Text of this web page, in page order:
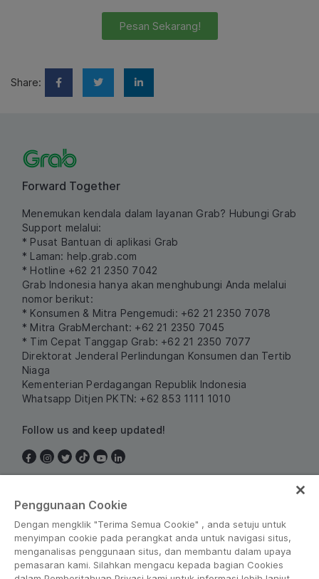
Pesan Sekarang!
Share:
Forward Together
Menemukan kendala dalam layanan Grab? Hubungi Grab
Support melalui:
* Pusat Bantuan di aplikasi Grab
* Laman: help.grab.com
* Hotline +62 21 2350 7042
Grab Indonesia hanya akan menghubungi Anda melalui
nomor berikut:
* Konsumen & Mitra Pengemudi: +62 21 2350 7078
* Mitra GrabMerchant: +62 21 2350 7045
* Tim Cepat Tanggap Grab: +62 21 2350 7077
Direktorat Jenderal Perlindungan Konsumen dan Tertib
Niaga
Kementerian Perdagangan Republik Indonesia
Whatsapp Ditjen PKTN: +62 853 1111 1010
Follow us and keep updated!
Penggunaan Cookie
Dengan mengklik "Terima Semua Cookie" , anda setuju untuk
menyimpan cookie pada perangkat anda untuk navigasi situs,
menganalisas penggunaan situs, dan membantu dalam upaya
pemasaran kami. Silahkan mengacu kepada bagian Cookies